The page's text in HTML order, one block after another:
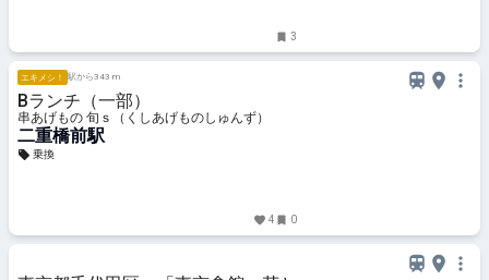
3
エキメシ！ 駅から343 m
Bランチ（一部）
串あげもの 旬ｓ（くしあげものしゅんず）
二重橋前駅
乗換
4 0